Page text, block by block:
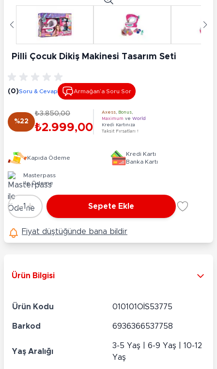
Pilli Çocuk Dikiş Makinesi Tasarım Seti
(0)Soru & Cevap Armağan’a Soru Sor
%22
₺3.850,00
₺2.999,00
Axess Bonus
Maximum ve World
Kredi Kartınıza
Taksit Fırsatları !
Kapıda Ödeme
Kredi Kartı
Banka Kartı
Masterpass
ile Ödeme
Adet
-1 + Sepete Ekle
Fiyat düştüğünde bana bildir
Ürün Bilgisi
Ürün Kodu 010101OİS53775
Barkod 6936366537758
Yaş Aralığı
3-5 Yaş | 6-9 Yaş | 10-12
Yaş